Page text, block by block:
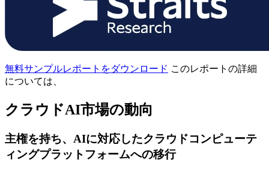
無料サンプルレポートをダウンロード このレポートの詳細
については、
クラウドAI市場の動向
主権を持ち、AIに対応したクラウドコンピューテ
ィングプラットフォームへの移行